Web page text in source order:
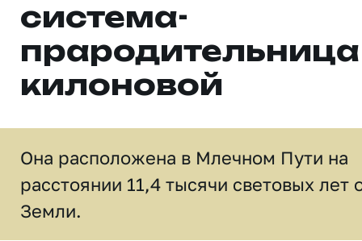
система-
прародительница
килоновой
Она расположена в Млечном Пути на
расстоянии 11,4 тысячи световых лет
Земли.